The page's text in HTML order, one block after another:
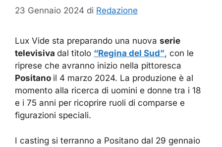
23 Gennaio 2024 di Redazione
Lux Vide sta preparando una nuova serie
televisiva dal titolo “Regina del Sud”, con le
riprese che avranno inizio nella pittoresca
Positano il 4 marzo 2024. La produzione è al
momento alla ricerca di uomini e donne tra i 18
e i 75 anni per ricoprire ruoli di comparse e
figurazioni speciali.
I casting si terranno a Positano dal 29 gennaio